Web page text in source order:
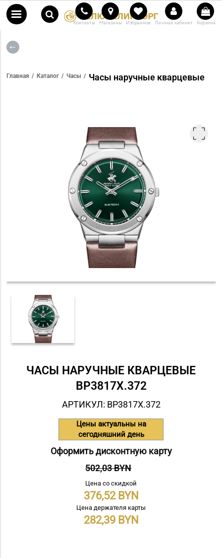
Контакты Магазины Избранное Личный кабинет Корзина
Главная Каталог Часы Часы наручные кварцевые
ЧАСЫ НАРУЧНЫЕ КВАРЦЕВЫЕ
BP3817X.372
АРТИКУЛ: BP3817X.372
Цены актуальны на
сегодняшний день
Оформить дисконтную карту
502,03 BYN
Цена со скидкой
376,52
Цена держателя карты
282,39